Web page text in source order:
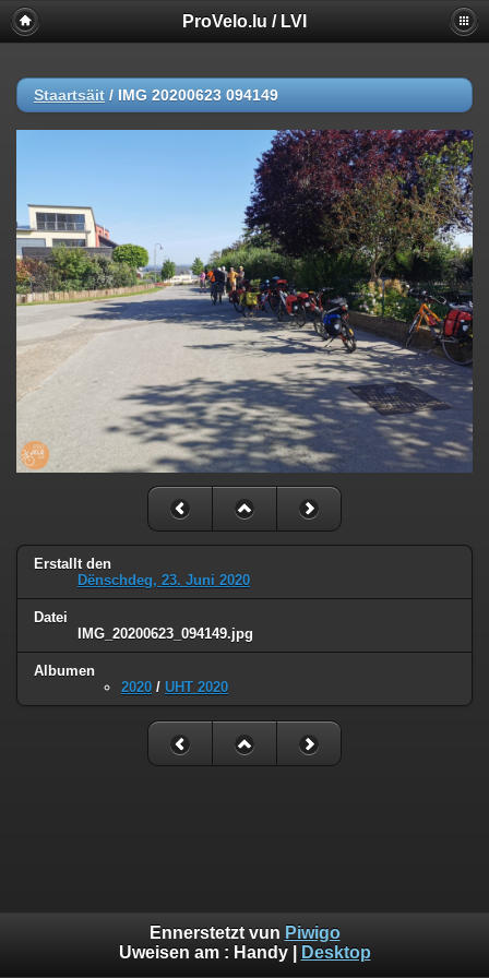
ProVelo.lu / LVI
Staartsäit / IMG 20200623 094149
Erstallt den
Dënschdeg, 23. Juni 2020
Datei
IMG_20200623_094149.jpg
Albumen
2020 / UHT 2020
Ennerstetzt vun Piwigo
Uweisen am : Handy| Desktop